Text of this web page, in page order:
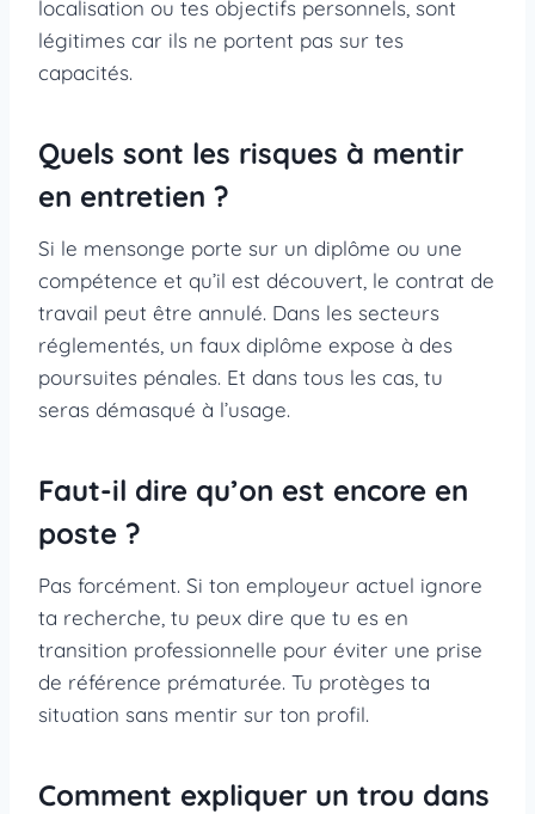
localisation ou tes objectifs personnels, sont
légitimes car ils ne portent pas sur tes
capacités.
Quels sont les risques à mentir
en entretien ?
Si le mensonge porte sur un diplôme ou une
compétence et qu’il est découvert, le contrat de
travail peut être annulé. Dans les secteurs
réglementés, un faux diplôme expose à des
poursuites pénales. Et dans tous les cas, tu
seras démasqué à l’usage.
Faut-il dire qu’on est encore en
poste ?
Pas forcément. Si ton employeur actuel ignore
ta recherche, tu peux dire que tu es en
transition professionnelle pour éviter une prise
de référence prématurée. Tu protèges ta
situation sans mentir sur ton profil.
Comment expliquer un trou dans